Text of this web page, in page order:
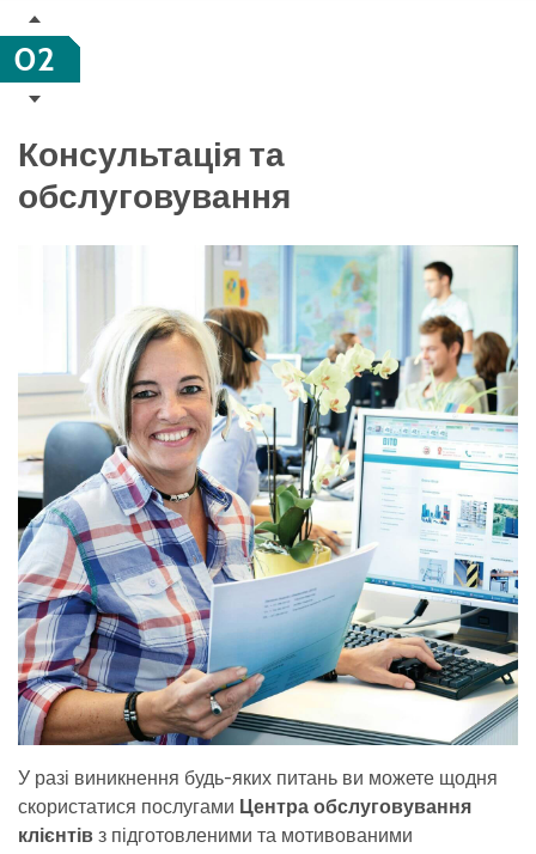
02
Консультація та
обслуговування
У разі виникнення будь-яких питань ви можете щодня
скористатися послугами Центра обслуговування
клієнтів з підготовленими та мотивованими